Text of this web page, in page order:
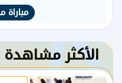
مباراة
الأكثر مشاهدة